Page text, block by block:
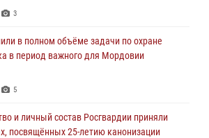
3
в полном объёме задачи по охране
в период важного для Мордовии
5
и личный состав Росгвардии приняли
посвящённых 25-летию канонизации